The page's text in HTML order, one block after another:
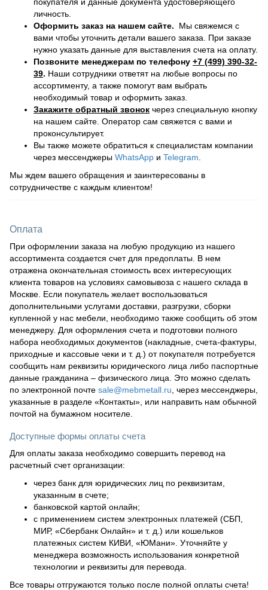
личность.
Оформить заказ на нашем сайте. Мы свяжемся с
вами чтобы уточнить детали вашего заказа. При заказе
нужно указать данные для выставления счета на оплату.
Позвоните менеджерам по телефону +7 (499) 390-32-
39. Наши сотрудники ответят на любые вопросы по
ассортименту, а также помогут вам выбрать
необходимый товар и оформить заказ.
Закажите обратный звонок через специальную кнопку
на нашем сайте. Оператор сам свяжется с вами и
проконсультирует.
Вы также можете обратиться к специалистам компании
через мессенджеры WhatsApp и Telegram
Мы ждем вашего обращения и заинтересованы в
сотрудничестве с каждым клиентом!
Оплата
При оформлении заказа на любую продукцию из нашего
ассортимента создается счет для предоплаты. В нем
отражена окончательная стоимость всех интересующих
клиента товаров на условиях самовывоза с нашего склада в
Москве. Если покупатель желает воспользоваться
дополнительными услугами доставки, разгрузки, сборки
купленной у нас мебели, необходимо также сообщить об этом
менеджеру. Для оформления счета и подготовки полного
набора необходимых документов (накладные, счета-фактуры,
приходные и кассовые чеки и т. д.) от покупателя потребуется
сообщить нам реквизиты юридического лица либо паспортные
данные гражданина – физического лица. Это можно сделать
по электронной почте sale@mebmetall.ru , через мессенджеры,
указанные в разделе «Контакты», или направить нам обычной
почтой на бумажном носителе.
Доступные формы оплаты счета
Для оплаты заказа необходимо совершить перевод на
расчетный счет организации:
через банк для юридических лиц по реквизитам,
указанным в счете;
банковской картой онлайн;
с применением систем электронных платежей (СБП,
МИР, «Сбербанк Онлайн» и т. д.) или кошельков
платежных систем КИВИ, «ЮМани». Уточняйте у
менеджера возможность использования конкретной
технологии и реквизиты для перевода.
Все товары отгружаются только после полной оплаты счета!